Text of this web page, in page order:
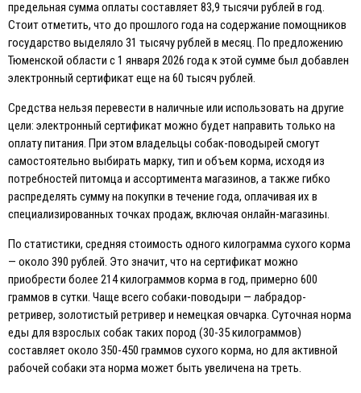
предельная сумма оплаты составляет 83,9 тысячи рублей в год.
Стоит отметить, что до прошлого года на содержание помощников
государство выделяло 31 тысячу рублей в месяц. По предложению
Тюменской области с 1 января 2026 года к этой сумме был добавлен
электронный сертификат еще на 60 тысяч рублей.
Средства нельзя перевести в наличные или использовать на другие
цели: электронный сертификат можно будет направить только на
оплату питания. При этом владельцы собак-поводырей смогут
самостоятельно выбирать марку, тип и объем корма, исходя из
потребностей питомца и ассортимента магазинов, а также гибко
распределять сумму на покупки в течение года, оплачивая их в
специализированных точках продаж, включая онлайн-магазины.
По статистики, средняя стоимость одного килограмма сухого корма
— около 390 рублей. Это значит, что на сертификат можно
приобрести более 214 килограммов корма в год, примерно 600
граммов в сутки. Чаще всего собаки-поводыри — лабрадор-
ретривер, золотистый ретривер и немецкая овчарка. Суточная норма
еды для взрослых собак таких пород (30-35 килограммов)
составляет около 350-450 граммов сухого корма, но для активной
рабочей собаки эта норма может быть увеличена на треть.